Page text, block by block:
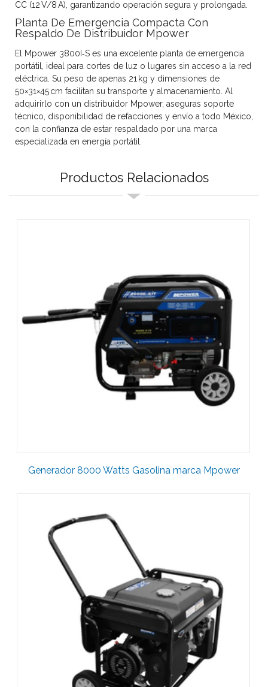
CC (12 V/8 A), garantizando operación segura y prolongada.
Planta De Emergencia Compacta Con
Respaldo De Distribuidor Mpower
El Mpower 3800I‑S es una excelente planta de emergencia
portátil, ideal para cortes de luz o lugares sin acceso a la red
eléctrica. Su peso de apenas 21 kg y dimensiones de
50×31×45 cm facilitan su transporte y almacenamiento. Al
adquirirlo con un distribuidor Mpower, aseguras soporte
técnico, disponibilidad de refacciones y envío a todo México,
con la confianza de estar respaldado por una marca
especializada en energía portátil.
Productos Relacionados
Generador 8000 Watts Gasolina marca Mpower